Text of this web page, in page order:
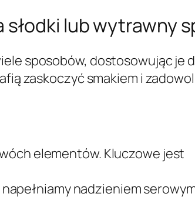
lub wytrawny
sposobów, dostosowując je
zaskoczyć smakiem i
elementów. Kluczowe jest
nadzieniem